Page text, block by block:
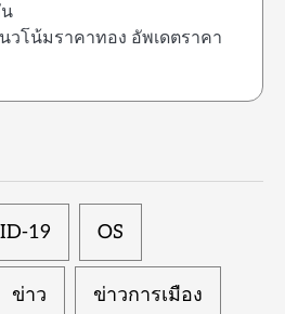
วโน้มราคาทอง อัพเดตราคา
19 OS
ข่าว ข่าวการเมือง